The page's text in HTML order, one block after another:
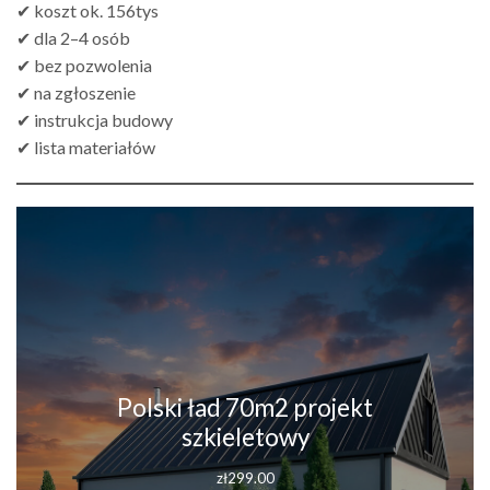
✔ koszt ok. 156tys
✔ dla 2–4 osób
✔ bez pozwolenia
✔ na zgłoszenie
✔ instrukcja budowy
✔ lista materiałów
Polski ład 70m2 projekt
szkieletowy
zł299.00